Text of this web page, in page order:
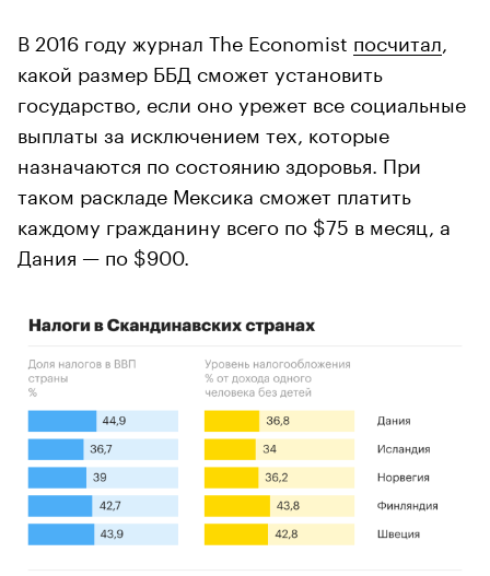
В 2016 году журнал The Economist посчитал
какой размер ББД сможет установить
государство, если оно урежет все социальные
выплаты за исключением тех, которые
назначаются по состоянию здоровья. При
таком раскладе Мексика сможет платить
каждому гражданину всего по $75 в месяц, а
Дания — по $900.